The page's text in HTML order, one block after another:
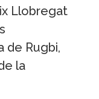
Llobregat
de Rugbi,
la